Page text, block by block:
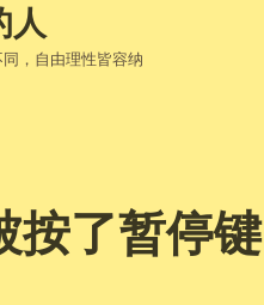
人
，自由理性皆容纳
按了暂停键